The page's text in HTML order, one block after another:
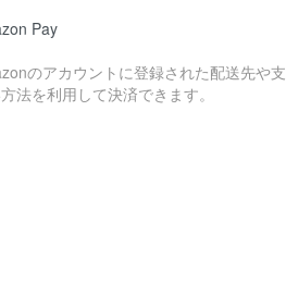
Pay
のアカウントに登録された配送先や支
法を利用して決済できます。